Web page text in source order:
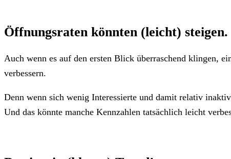
Öffnungsraten könnten (leicht) steigen.
Auch wenn es auf den ersten Blick überraschend klingen,
verbessern.
Denn wenn sich wenig Interessierte und damit relativ
Und das könnte manche Kennzahlen tatsächlich leicht